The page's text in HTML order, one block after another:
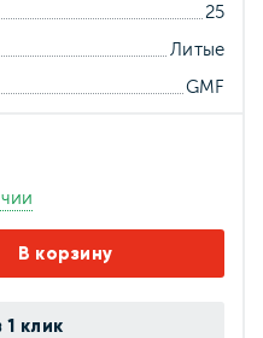
25
Литые
GMF
В корзину
1 клик